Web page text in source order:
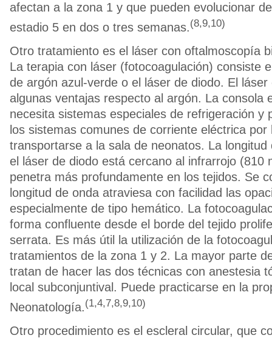
afectan a la zona 1 y que pueden evolucionar
estadio 5 en dos o tres semanas.(8,9,10)
Otro tratamiento es el láser con oftalmoscopía
La terapia con láser (fotocoagulación) consiste
de argón azul-verde o el láser de diodo. El láser
algunas ventajas respecto al argón. La consola
necesita sistemas especiales de refrigeración y
los sistemas comunes de corriente eléctrica por
transportarse a la sala de neonatos. La longitud
el láser de diodo está cercano al infrarrojo (810
penetra más profundamente en los tejidos. Se
longitud de onda atraviesa con facilidad las
especialmente de tipo hemático. La
forma confluente desde el borde del tejido
serrata. Es más útil la utilización de la
tratamientos de la zona 1 y 2. La mayor parte
tratan de hacer las dos técnicas con anestesia
local subconjuntival. Puede practicarse en la
Neonatología.(1,4,7,8,9,10)
Otro procedimiento es el escleral circular, que